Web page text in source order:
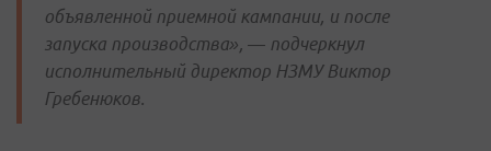
объявленной приемной кампании, и после
запуска производства», — подчеркнул
исполнительный директор НЗМУ Виктор
Гребенюков.